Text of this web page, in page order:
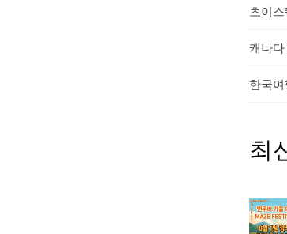
초이
캐나
한국
최